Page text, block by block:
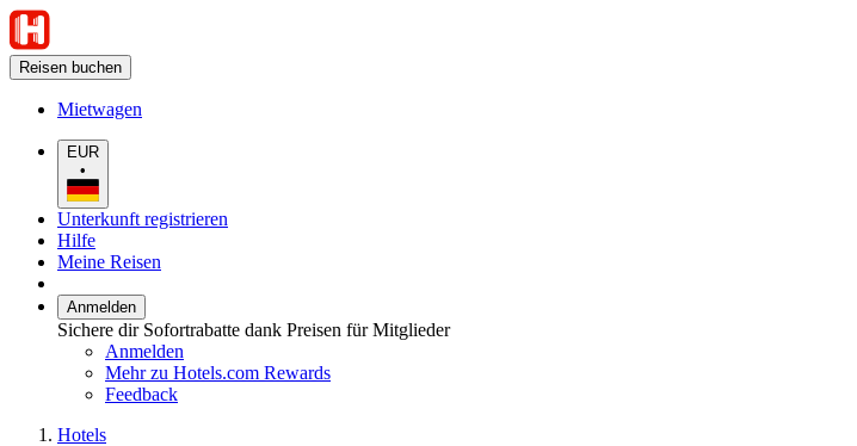
Reisen buchen
Mietwagen
EUR
•
Unterkunft registrieren
Hilfe
Meine Reisen
Anmelden
Sichere dir Sofortrabatte dank Preisen für Mitglieder
Anmelden
Mehr zu Hotels.com Rewards
Feedback
Hotels